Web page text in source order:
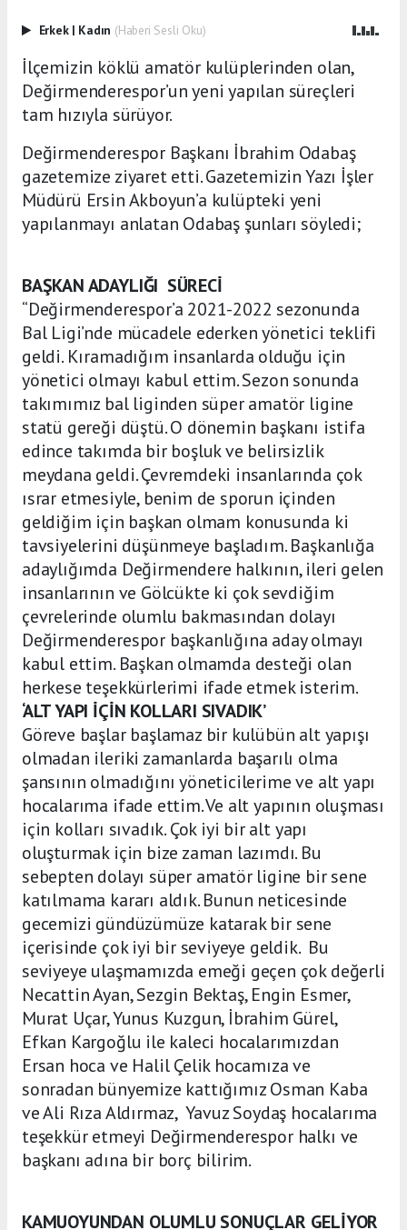
Erkek | Kadın (Haberi Sesli Oku)
İlçemizin köklü amatör kulüplerinden olan,
Değirmenderespor’un yeni yapılan süreçleri
tam hızıyla sürüyor.
Değirmenderespor Başkanı İbrahim Odabaş
gazetemize ziyaret etti. Gazetemizin Yazı İşler
Müdürü Ersin Akboyun’a kulüpteki yeni
yapılanmayı anlatan Odabaş şunları söyledi;
BAŞKAN ADAYLIĞI SÜRECİ
“Değirmenderespor’a 2021-2022 sezonunda
Bal Ligi’nde mücadele ederken yönetici teklifi
geldi. Kıramadığım insanlarda olduğu için
yönetici olmayı kabul ettim. Sezon sonunda
takımımız bal liginden süper amatör ligine
statü gereği düştü. O dönemin başkanı istifa
edince takımda bir boşluk ve belirsizlik
meydana geldi. Çevremdeki insanlarında çok
ısrar etmesiyle, benim de sporun içinden
geldiğim için başkan olmam konusunda ki
tavsiyelerini düşünmeye başladım. Başkanlığa
adaylığımda Değirmendere halkının, ileri gelen
insanlarının ve Gölcükte ki çok sevdiğim
çevrelerinde olumlu bakmasından dolayı
Değirmenderespor başkanlığına aday olmayı
kabul ettim. Başkan olmamda desteği olan
herkese teşekkürlerimi ifade etmek isterim.
‘ALT YAPI İÇİN KOLLARI SIVADIK’
Göreve başlar başlamaz bir kulübün alt yapışı
olmadan ileriki zamanlarda başarılı olma
şansının olmadığını yöneticilerime ve alt yapı
hocalarıma ifade ettim. Ve alt yapının oluşması
için kolları sıvadık. Çok iyi bir alt yapı
oluşturmak için bize zaman lazımdı. Bu
sebepten dolayı süper amatör ligine bir sene
katılmama kararı aldık. Bunun neticesinde
gecemizi gündüzümüze katarak bir sene
içerisinde çok iyi bir seviyeye geldik. Bu
seviyeye ulaşmamızda emeği geçen çok değerli
Necattin Ayan, Sezgin Bektaş, Engin Esmer,
Murat Uçar, Yunus Kuzgun, İbrahim Gürel,
Efkan Kargoğlu ile kaleci hocalarımızdan
Ersan hoca ve Halil Çelik hocamıza ve
sonradan bünyemize kattığımız Osman Kaba
ve Ali Rıza Aldırmaz, Yavuz Soydaş hocalarıma
teşekkür etmeyi Değirmenderespor halkı ve
başkanı adına bir borç bilirim.
KAMUOYUNDAN OLUMLU SONUÇLAR GELİYOR